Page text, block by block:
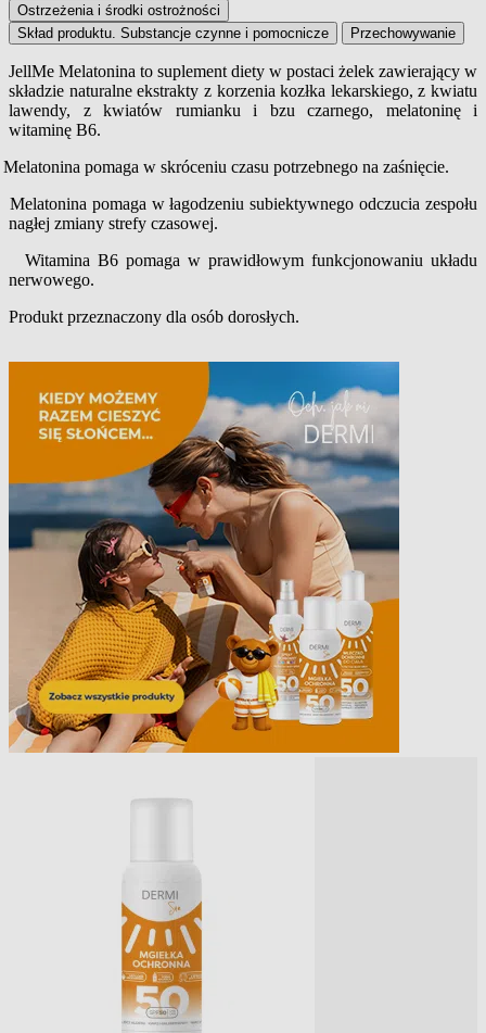
Ostrzeżenia i środki ostrożności
Skład produktu. Substancje czynne i pomocnicze
Przechowywanie
Informacje ogólne i sposób działania
JellMe Melatonina to suplement diety w postaci żelek zawierający w
składzie naturalne ekstrakty z korzenia kozłka lekarskiego, z kwiatu
lawendy, z kwiatów rumianku i bzu czarnego, melatoninę i
witaminę B6.
Melatonina pomaga w skróceniu czasu potrzebnego na zaśnięcie.
Melatonina pomaga w łagodzeniu subiektywnego odczucia zespołu
nagłej zmiany strefy czasowej.
Witamina B6 pomaga w prawidłowym funkcjonowaniu układu
nerwowego.
Produkt przeznaczony dla osób dorosłych.